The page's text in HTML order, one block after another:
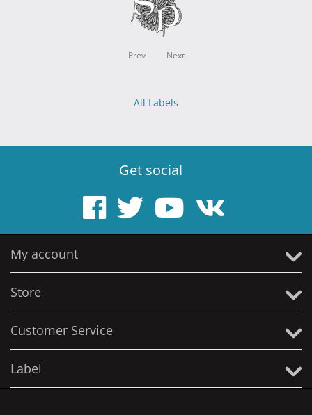
Prev Next
All Labels
Get social
My account
Store
Customer Service
Label